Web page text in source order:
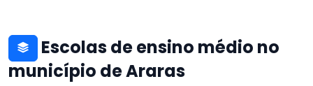
Escolas de ensino médio no
município de Araras